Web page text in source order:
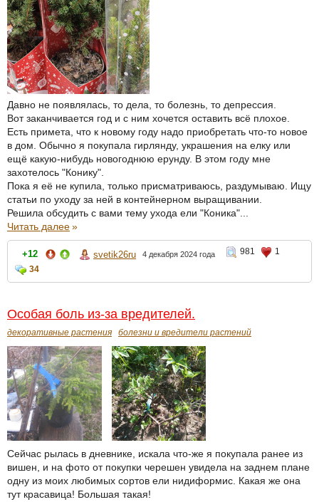
Давно не появлялась, то дела, то болезнь, то депрессия.
Вот заканчивается год и с ним хочется оставить всё плохое.
Есть примета, что к новому году надо приобретать что-то новое
в дом. Обычно я покупала гирлянду, украшения на елку или
ещё какую-нибудь новогоднюю ерунду. В этом году мне
захотелось "Конику".
Пока я её не купила, только присматриваюсь, раздумываю. Ищу
статьи по уходу за ней в контейнерном выращивании.
Решила обсудить с вами тему ухода ели "Коника"...
Читать далее»
+12 svetik26ru 4 декабря 2024 года 981
1
34
Особая боль из-за вредителей.
декоративные растения болезни и вредители растений
Сейчас рылась в дневнике, искала что-же я покупала ранее из
вишен, и на фото от покупки черешен увидела на заднем плане
одну из моих любимых сортов ели нидиформис. Какая же она
тут красавица! Большая такая!